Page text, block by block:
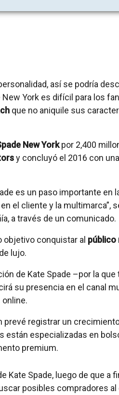
así se podría
York es difícil para los
que no aniquile sus
New Yorkpor 2,400
y concluyó el 2016 con
es un paso importante en
el cliente y la multimarca”,
a través de un comunicado.
objetivo conquistar al público
lujo.
de Kate Spade –por la
su presencia en el canal
prevé registrar un
están especializadas en
premium.
Kate Spade, luego de que a
posibles compradores